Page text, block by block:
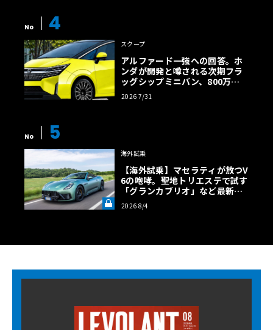
No 4
スクープ
アルファード一強への回答。ホ
ンダが開発と噂される次期フラ
ッグシップミニバン、800万円
超の勝算【予想CG】
2026 7/31
No 5
海外試乗
【海外試乗】マセラティが放つV
6の咆哮。聖地トリエステで試す
「グランカブリオ」など最新ト
ロフェオ3台の官能評価《LE VO
LANT LAB》
2026 8/4